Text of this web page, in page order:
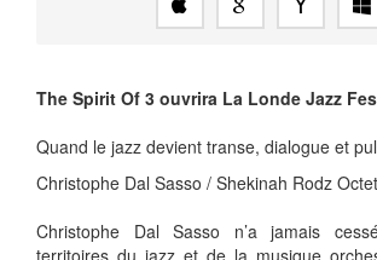
The Spirit Of 3 ouvrira La Londe Jazz
Quand le jazz devient transe, dialogue et
Christophe Dal Sasso / Shekinah Rodz Octet
Christophe Dal Sasso n’a jamais
territoires du jazz et de la musique